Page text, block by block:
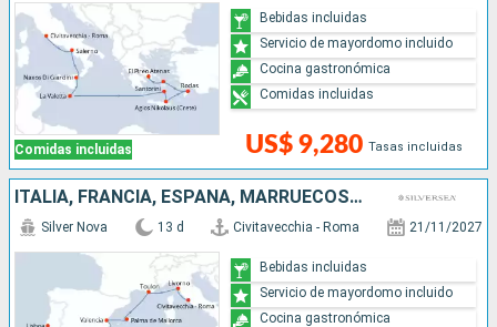
Comidas incluidas US$ 9,280 Tasas incluidas
Bebidas incluidas
Servicio de mayordomo incluido
Cocina gastronómica
Comidas incluidas
ITALIA, FRANCIA, ESPAÑA, MARRUECOS, PORTUGAL
Silver Nova 13 d Civitavecchia - Roma 21/11/2027
Bebidas incluidas
Servicio de mayordomo incluido
Cocina gastronómica